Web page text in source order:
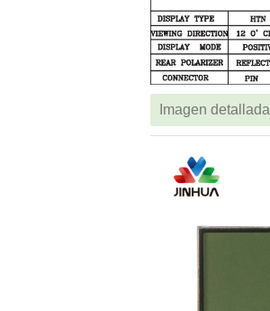
Imagen detallada